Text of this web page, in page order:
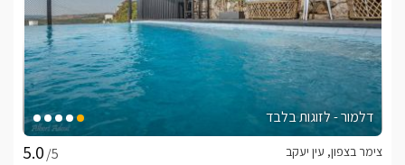
דלמור - לזוגות בלבד
/5
צימר בצפון, עין יעקב